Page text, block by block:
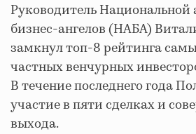
Руководитель Национальной
бизнес-ангелов (НАБА)
замкнул топ-8 рейтинга
частных венчурных
В течение последнего года
участие в пяти сделках и
выхода.